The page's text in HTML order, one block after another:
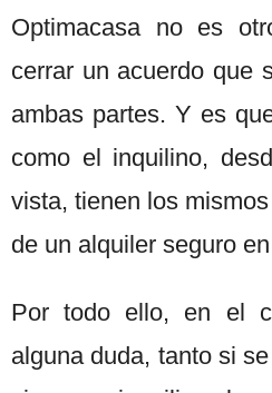
Optimacasa no es
cerrar un acuerdo que
ambas partes. Y es
como el inquilino,
vista, tienen los
de un alquiler seguro
Por todo ello, en el
alguna duda, tanto si